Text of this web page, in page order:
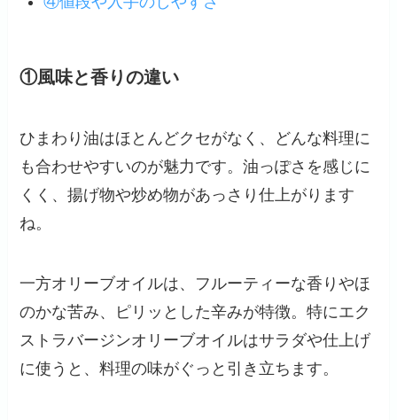
①風味と香りの違い
ひまわり油はほとんどクセがなく、どんな料理に
も合わせやすいのが魅力です。油っぽさを感じに
くく、揚げ物や炒め物があっさり仕上がります
ね。
一方オリーブオイルは、フルーティーな香りやほ
のかな苦み、ピリッとした辛みが特徴。特にエク
ストラバージンオリーブオイルはサラダや仕上げ
に使うと、料理の味がぐっと引き立ちます。